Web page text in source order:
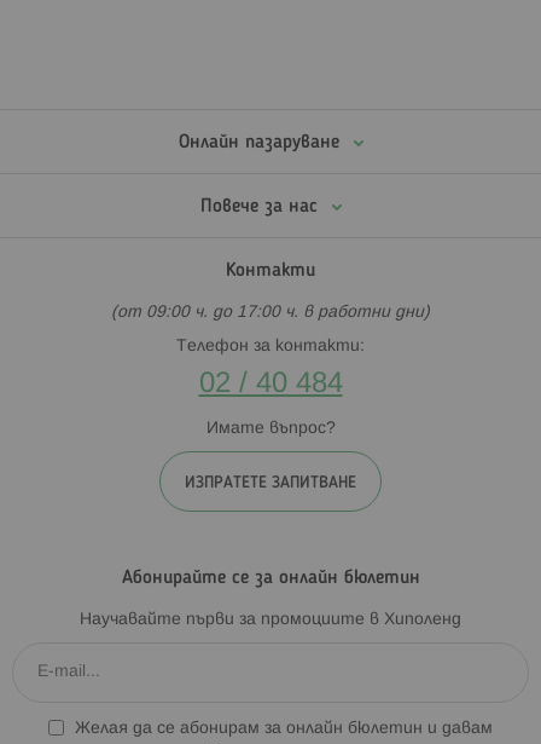
Онлайн пазаруване
Повече за нас
Контакти
(от 09:00 ч. до 17:00 ч. в работни дни)
Телефон за контакти:
02 / 40 484
Имате въпрос?
ИЗПРАТЕТЕ ЗАПИТВАНЕ
Абонирайте се за онлайн бюлетин
Научавайте първи за промоциите в Хиполенд
Желая да се абонирам за онлайн бюлетин и давам